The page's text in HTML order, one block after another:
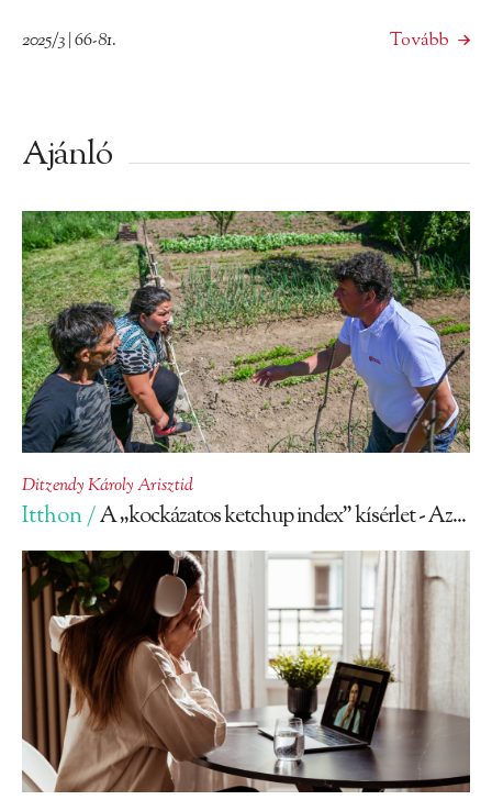
2025/3 | 66-81. Tovább
Ajánló
Ditzendy Károly Arisztid
Itthon /A „kockázatos ketchup index” kísérlet - Az...